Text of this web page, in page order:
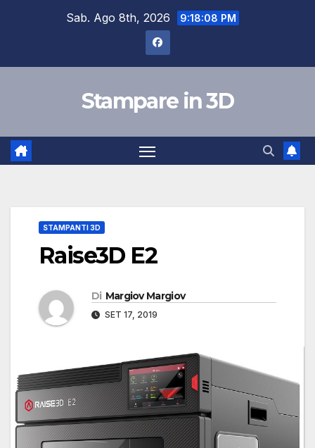
Sab. Ago 8th, 2026 9:18:09 PM
Stampare in 3D
STAMPANTI 3D
Raise3D E2
Di Margiov Margiov
SET 17, 2019